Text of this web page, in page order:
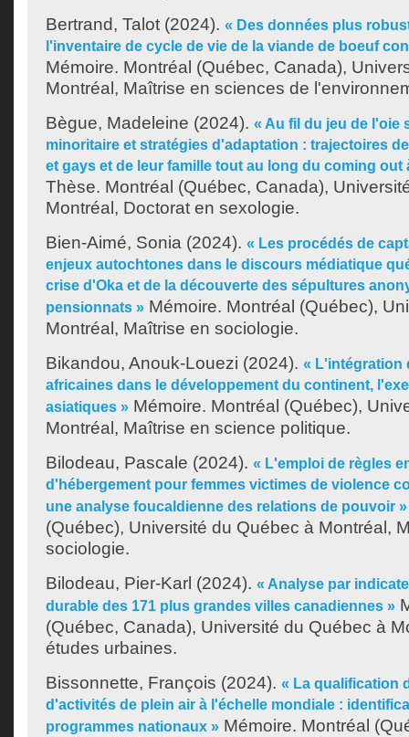
Bertrand, Talot (2024). « Des données plus
l'inventaire de cycle de vie de la viande de boeuf
Mémoire. Montréal (Québec, Canada),
Montréal, Maîtrise en sciences de
Bègue, Madeleine (2024). « Au fil du jeu de l'oie
minoritaire et stratégies d'adaptation : trajectoires
et gays et de leur famille tout au long du coming out
Thèse. Montréal (Québec, Canada),
Montréal, Doctorat en sexologie.
Bien-Aimé, Sonia (2024). « Les procédés de
enjeux autochtones dans le discours médiatique
crise d'Oka et de la découverte des sépultures
pensionnats » Mémoire. Montréal (Québec),
Montréal, Maîtrise en sociologie.
Bikandou, Anouk-Louezi (2024). « L'intégration
africaines dans le développement du continent,
asiatiques » Mémoire. Montréal (Québec),
Montréal, Maîtrise en science politique.
Bilodeau, Pascale (2024). « L'emploi de règles
d'hébergement pour femmes victimes de violence
une analyse foucaldienne des relations de pouvoir »
(Québec), Université du Québec à Montréal,
sociologie.
Bilodeau, Pier-Karl (2024). « Analyse par
durable des 171 plus grandes villes canadiennes »
(Québec, Canada), Université du Québec à
études urbaines.
Bissonnette, François (2024). « La qualification
d'activités de plein air à l'échelle mondiale :
programmes nationaux » Mémoire. Montréal